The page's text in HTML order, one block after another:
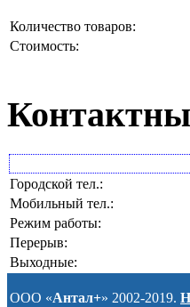
Количество товаров:
Стоимость:
Городской тел.:
Мобильный тел.:
Режим работы:
Перерыв:
Выходные:
ООО «Антал+» 2002-2019.